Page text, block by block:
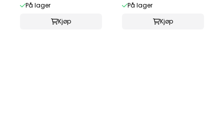
På lager
Kjøp
På lager
Kjøp